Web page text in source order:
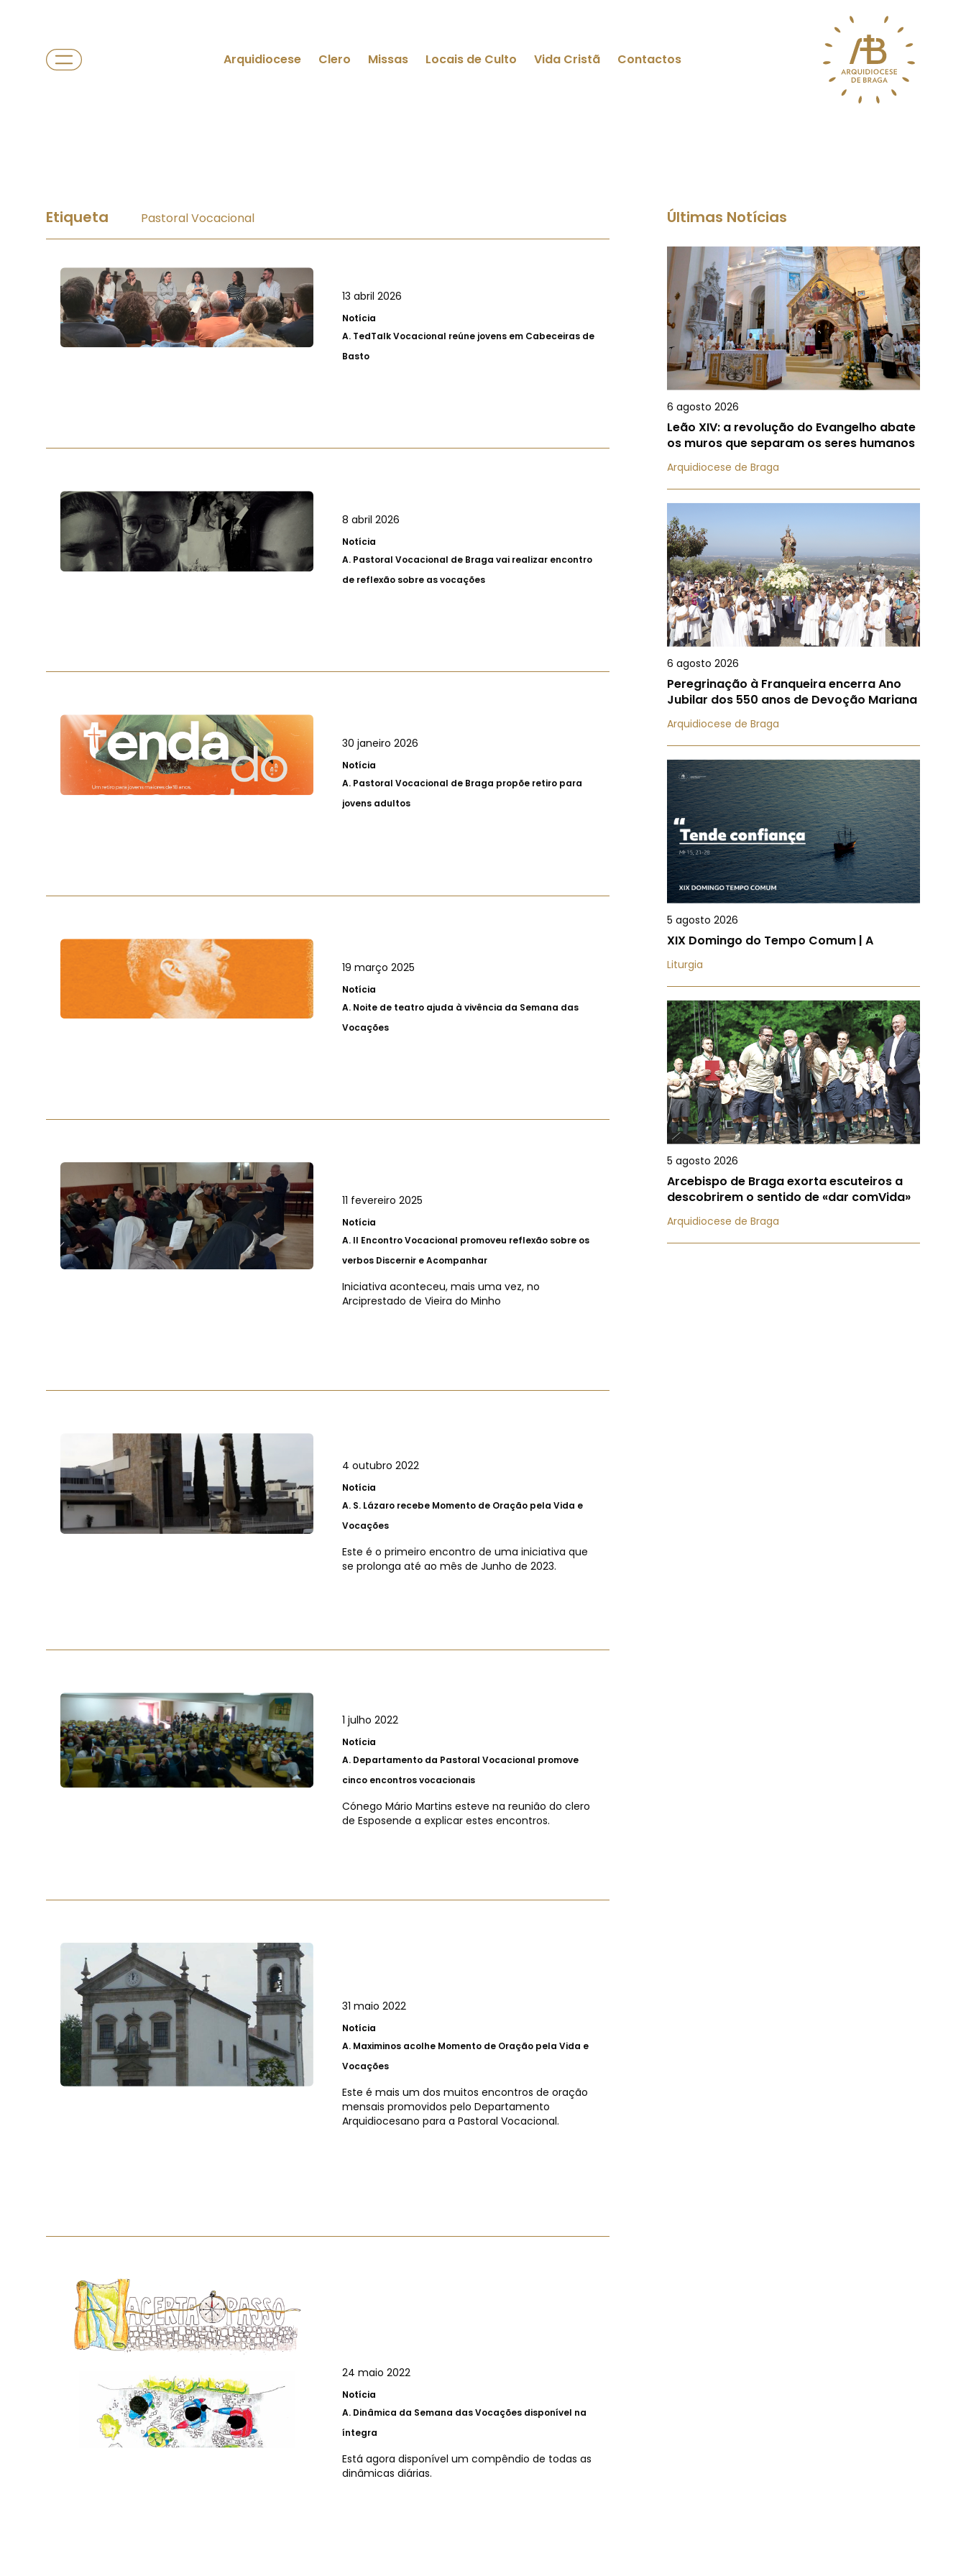
Arquidiocese Clero Missas Locais de Culto Vida Cristã Contactos
Etiqueta Pastoral Vocacional
13 abril 2026
Notícia
A. TedTalk Vocacional reúne jovens em Cabeceiras de
Basto
8 abril 2026
Notícia
A. Pastoral Vocacional de Braga vai realizar encontro
de reflexão sobre as vocações
30 janeiro 2026
Notícia
A. Pastoral Vocacional de Braga propõe retiro para
jovens adultos
19 março 2025
Notícia
A. Noite de teatro ajuda à vivência da Semana das
Vocações
11 fevereiro 2025
Notícia
A. II Encontro Vocacional promoveu reflexão sobre os
verbos Discernir e Acompanhar
Iniciativa aconteceu, mais uma vez, no
Arciprestado de Vieira do Minho
4 outubro 2022
Notícia
A. S. Lázaro recebe Momento de Oração pela Vida e
Vocações
Este é o primeiro encontro de uma iniciativa que
se prolonga até ao mês de Junho de 2023.
1 julho 2022
Notícia
A. Departamento da Pastoral Vocacional promove
cinco encontros vocacionais
Cónego Mário Martins esteve na reunião do clero
de Esposende a explicar estes encontros.
31 maio 2022
Notícia
A. Maximinos acolhe Momento de Oração pela Vida e
Vocações
Este é mais um dos muitos encontros de oração
mensais promovidos pelo Departamento
Arquidiocesano para a Pastoral Vocacional.
24 maio 2022
Notícia
A. Dinâmica da Semana das Vocações disponível na
íntegra
Está agora disponível um compêndio de todas as
dinâmicas diárias.
Últimas Notícias
6 agosto 2026
Leão XIV: a revolução do Evangelho abate
os muros que separam os seres humanos
Arquidiocese de Braga
6 agosto 2026
Peregrinação à Franqueira encerra Ano
Jubilar dos 550 anos de Devoção Mariana
Arquidiocese de Braga
5 agosto 2026
XIX Domingo do Tempo Comum | A
Liturgia
5 agosto 2026
Arcebispo de Braga exorta escuteiros a
descobrirem o sentido de «dar comVida»
Arquidiocese de Braga